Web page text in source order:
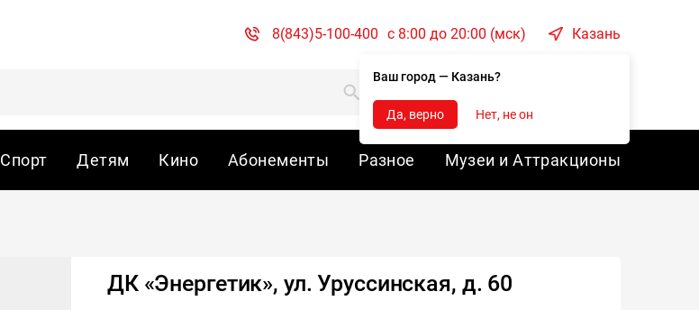
8(843)5-100-400 c 8:00 до 20:00 (мск) Казань
Ваш город — Казань?
Да, верно Нет, не он
Спорт Детям Кино Абонементы Разное Музеи и Аттракционы
ДК «Энергетик», ул. Уруссинская, д. 60